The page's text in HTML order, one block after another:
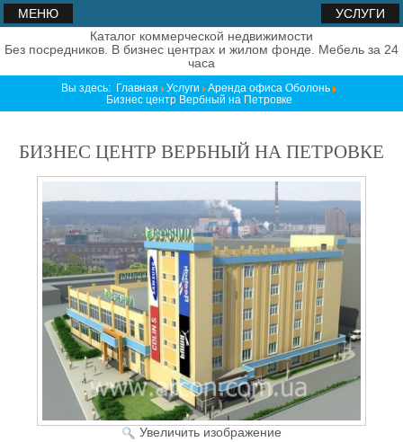
МЕНЮ
УСЛУГИ
Каталог коммерческой недвижимости
Без посредников. В бизнес центрах и жилом фонде. Мебель за 24
часа
Вы здесь: Главная Услуги
Аренда офиса Оболонь
Бизнес центр Вербный на Петровке
БИЗНЕС ЦЕНТР ВЕРБНЫЙ НА ПЕТРОВКЕ
Увеличить изображение